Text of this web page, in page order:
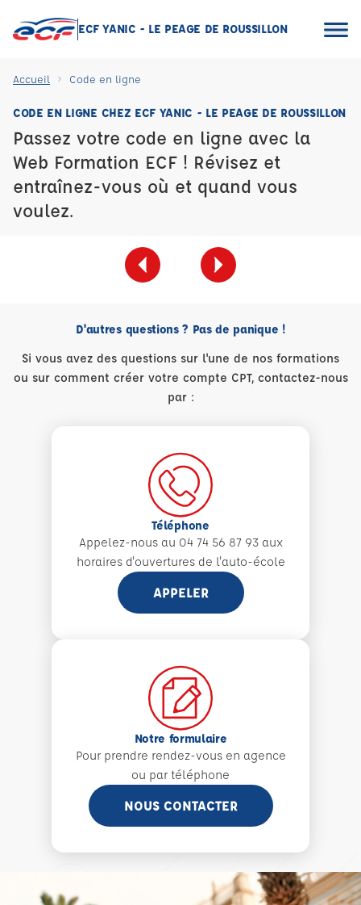
ECF YANIC - LE PEAGE DE ROUSSILLON
Accueil Code en ligne
CODE EN LIGNE CHEZ ECF YANIC - LE PEAGE DE ROUSSILLON
Passez votre code en ligne avec la
Web Formation ECF ! Révisez et
entraînez-vous où et quand vous
voulez.
D'autres questions ? Pas de panique !
Si vous avez des questions sur l'une de nos formations
ou sur comment créer votre compte CPT, contactez-nous
par :
Téléphone
Appelez-nous au 04 74 56 87 93 aux
horaires d'ouvertures de l'auto-école
APPELER
Notre formulaire
Pour prendre rendez-vous en agence
ou par téléphone
NOUS CONTACTER